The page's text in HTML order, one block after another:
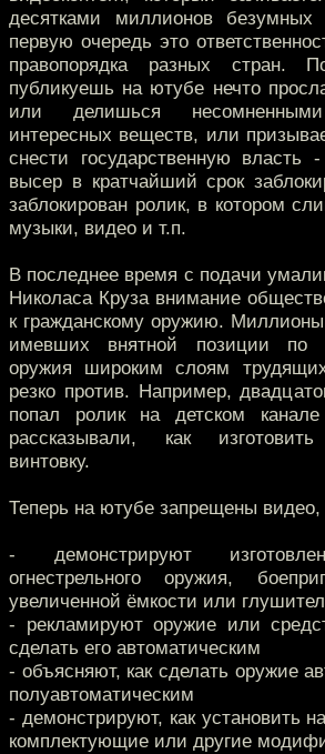
десятками миллионов безумных
первую очередь это
правопорядка разных стран.
публикуешь на ютубе нечто
или делишься несомненными
интересных веществ, или
снести государственную власть
высер в кратчайший срок
заблокирован ролик, в котором
музыки, видео и т.п.
В последнее время с подачи
Николаса Круза внимание
к гражданскому оружию.
имевших внятной позиции по
оружия широким слоям
резко против. Например,
попал ролик на детском канале
рассказывали, как
винтовку.
Теперь на ютубе запрещены видео,
- демонстрируют
огнестрельного оружия,
увеличенной ёмкости или
- рекламируют оружие или
сделать его автоматическим
- объясняют, как сделать оружие
полуавтоматическим
- демонстрируют, как установить
комплектующие или другие